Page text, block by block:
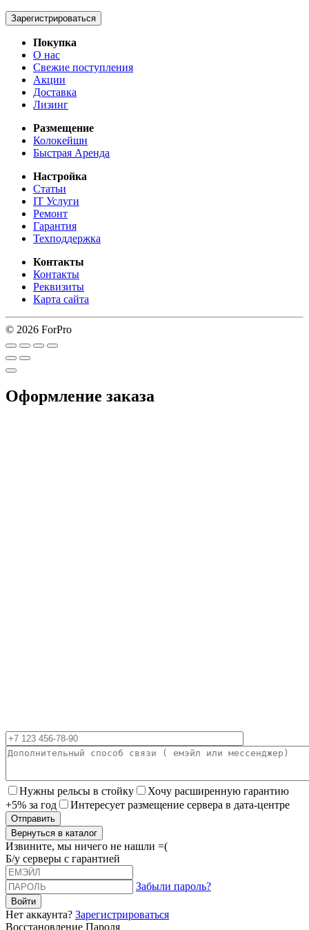
Зарегистрироваться
Покупка
О нас
Свежие поступления
Акции
Доставка
Лизинг
Размещение
Колокейшн
Быстрая Аренда
Настройка
Статьи
IT Услуги
Ремонт
Гарантия
Техподдержка
Контакты
Контакты
Реквизиты
Карта сайта
© 2026 ForPro
Оформление заказа
Нужны рельсы в стойку
Хочу расширенную гарантию
+5% за год
Интересует размещение сервера в дата-центре
Вернуться в каталог
Извините, мы ничего не нашли =(
Б/у серверы с гарантией
Забыли пароль?
Нет аккаунта? Зарегистрироваться
Восстановление Пароля